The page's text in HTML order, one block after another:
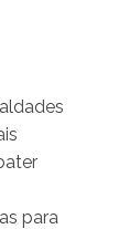
para